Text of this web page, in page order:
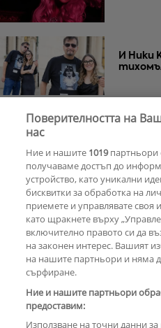
И Ники
Light“
КОМЕНТАРИ
Поверителността на
нас
Ние и нашите 1019партньори
получаваме достъп до
устройство, като уникални
бисквитки за обработка на
приемете и управлявате своя
като щракнете върху
включително правото си да
на законен интерес. Вашият
на нашите партньори и няма
сърфиране.
Ние и нашите партньори
предоставим:
Използване на точни данни